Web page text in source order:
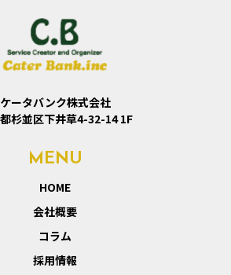
ケータバンク株式会社
杉並区下井草4-32-14 1F
MENU
HOME
会社概要
コラム
採用情報